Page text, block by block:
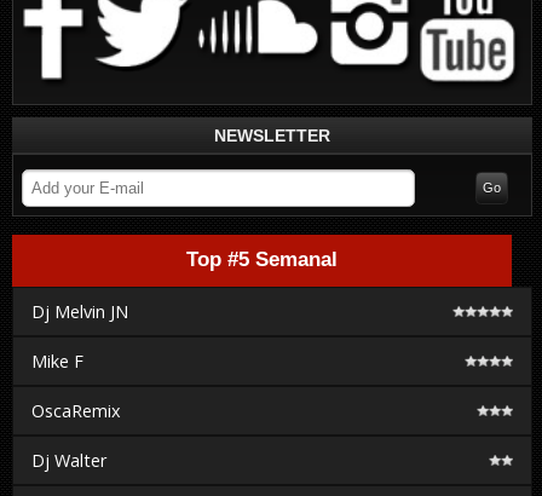
NEWSLETTER
Top #5 Semanal
Dj Melvin JN
Mike F
OscaRemix
Dj Walter